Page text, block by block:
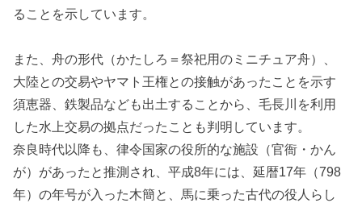
ることを示しています。
また、舟の形代（かたしろ＝祭祀用のミニチュア舟）、
大陸との交易やヤマト王権との接触があったことを示す
須恵器、鉄製品なども出土することから、毛長川を利用
した水上交易の拠点だったことも判明しています。
奈良時代以降も、律令国家の役所的な施設（官衙・かん
が）があったと推測され、平成8年には、延暦17年（798
年）の年号が入った木簡と、馬に乗った古代の役人らし